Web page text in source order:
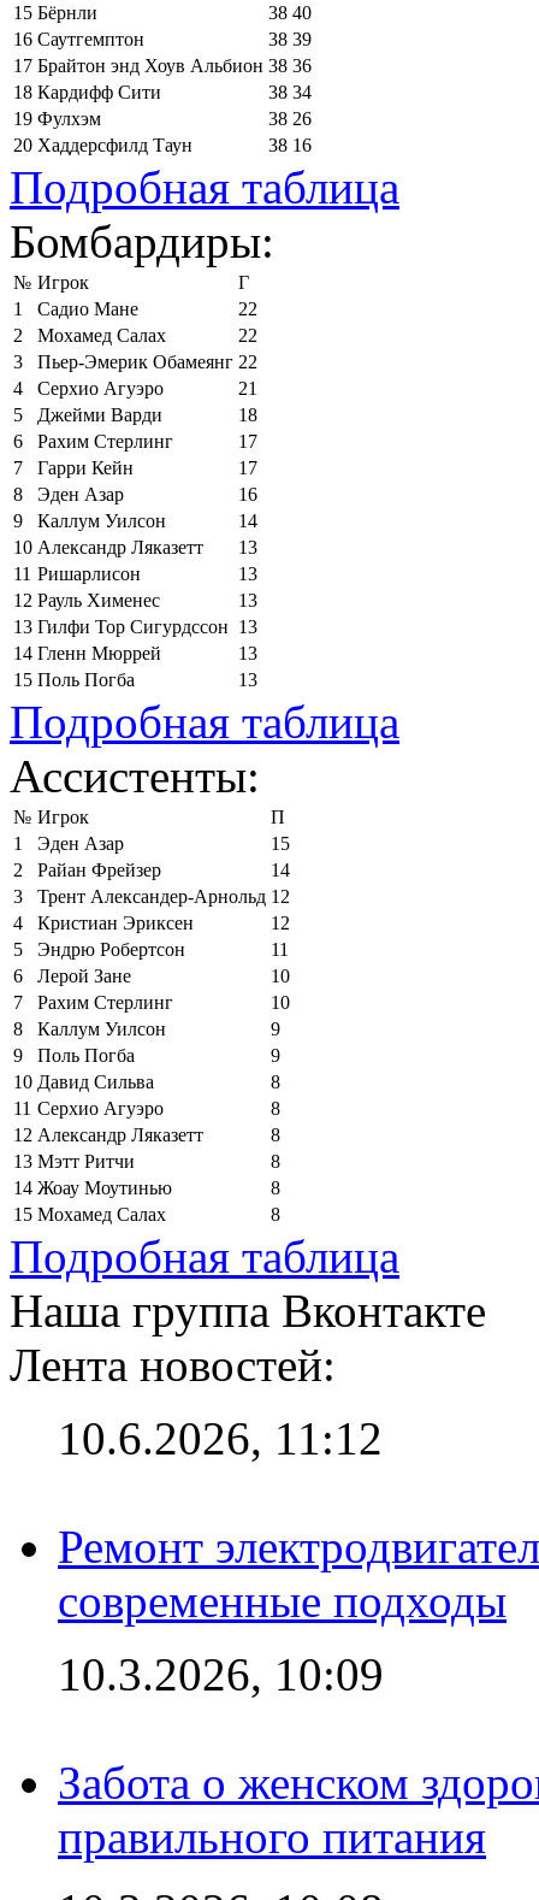
15 Бёрнли 38 40
16 Саутгемптон 38 39
17 Брайтон энд Хоув Альбион 38 36
18 Кардифф Сити 38 34
19 Фулхэм 38 26
20 Хаддерсфилд Таун 38 16
Подробная таблица
Бомбардиры:
№ Игрок
Г
1
Садио Мане
22
2
Мохамед Салах
22
3
Пьер-Эмерик Обамеянг 22
4
Серхио Агуэро
21
5
Джейми Варди
18
6
Рахим Стерлинг
17
7
Гарри Кейн
17
8
Эден Азар
16
9
Каллум Уилсон
14
10 Александр Ляказетт
13
11 Ришарлисон
13
12 Рауль Хименес
13
13 Гилфи Тор Сигурдссон 13
14 Гленн Мюррей
13
15 Поль Погба 13
Подробная таблица
Ассистенты:
№ Игрок
П
1
Эден Азар
15
2
Райан Фрейзер
14
3
Трент Александер-Арнольд 12
4
Кристиан Эриксен
12
5
Эндрю Робертсон
11
6
Лерой Зане
10
7
Рахим Стерлинг
10
8
Каллум Уилсон
9
9
Поль Погба
9
10 Давид Сильва
8
11 Серхио Агуэро
8
12 Александр Ляказетт
8
13 Мэтт Ритчи
8
14 Жоау Моутинью
8
15 Мохамед Салах 8
Подробная таблица
Наша группа Вконтакте
Лента новостей:
10.6.2026, 11:12
Ремонт
современные подходы
10.3.2026, 10:09
Забота о женском
правильного питания